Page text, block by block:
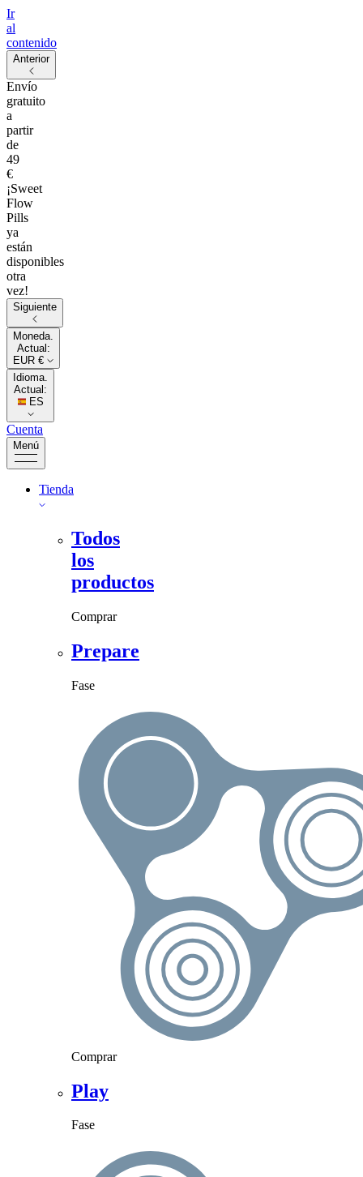
Ir
al
contenido
Anterior
Envío
gratuito
a
partir
de
49
€
¡Sweet
Flow
Pills
ya
están
disponibles
otra
vez!
Siguiente
Moneda.
Actual:
EUR €
Idioma.
Actual:
ES
Cuenta
Menú
Tienda
Todos
los
productos
Comprar
Prepare
Fase
Comprar
Play
Fase